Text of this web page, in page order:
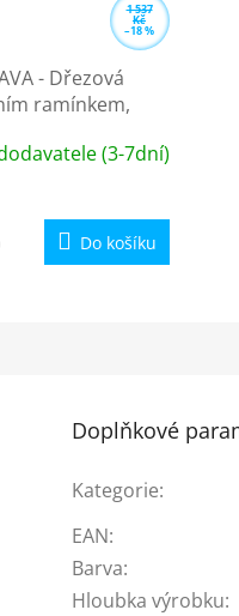
1 537
Kč
–18 %
- Dřezová
ramínkem,
(3-7dní)
Do košíku
Doplňkové
Kategorie:
EAN:
Barva:
Hloubka výrobku: